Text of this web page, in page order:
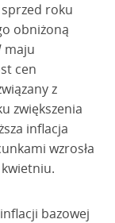
roku
obniżoną
maju
cen
z
zwiększenia
inflacja
wzrosła
bazowej